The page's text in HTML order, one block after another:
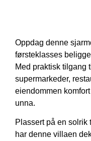
Oppdag denne
førsteklasses
Med praktisk tilgang
supermarkeder,
eiendommen
unna.
Plassert på en solrik
har denne villaen